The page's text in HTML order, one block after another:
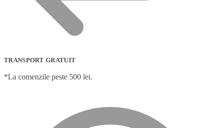
TRANSPORT GRATUIT
*La comenzile peste 500 lei.